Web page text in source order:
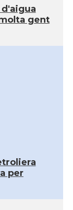
d'aigua
gent
per